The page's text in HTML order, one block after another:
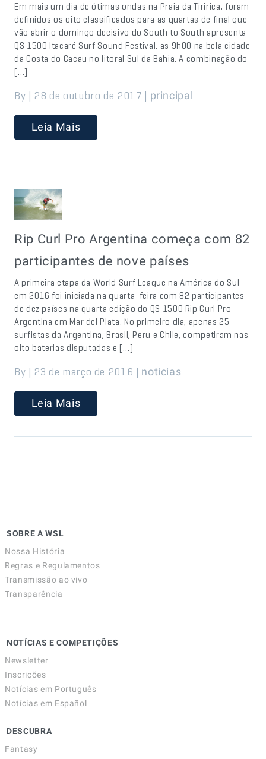
Em mais um dia de ótimas ondas na Praia da Tiririca, foram
definidos os oito classificados para as quartas de final que
vão abrir o domingo decisivo do South to South apresenta
QS 1500 Itacaré Surf Sound Festival, as 9h00 na bela cidade
da Costa do Cacau no litoral Sul da Bahia. A combinação do
[…]
By | 28 de outubro de 2017 | principal
Leia Mais
Rip Curl Pro Argentina começa com 82
participantes de nove países
A primeira etapa da World Surf League na América do Sul
em 2016 foi iniciada na quarta-feira com 82 participantes
de dez países na quarta edição do QS 1500 Rip Curl Pro
Argentina em Mar del Plata. No primeiro dia, apenas 25
surfistas da Argentina, Brasil, Peru e Chile, competiram nas
oito baterias disputadas e […]
By | 23 de março de 2016 | noticias
Leia Mais
SOBRE A WSL
Nossa História
Regras e Regulamentos
Transmissão ao vivo
Transparência
NOTÍCIAS E COMPETIÇÕES
Newsletter
Inscrições
Notícias em Português
Notícias em Español
DESCUBRA
Fantasy